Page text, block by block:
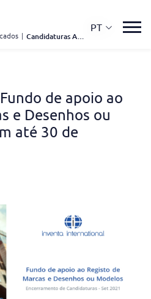
PT
| Candidaturas Ao Fundo de Apoio Ao Registo de Marcas e Desenhos Ou Modelos Decorrem Até 30 de Setembro
de apoio ao
e Desenhos ou
até 30 de